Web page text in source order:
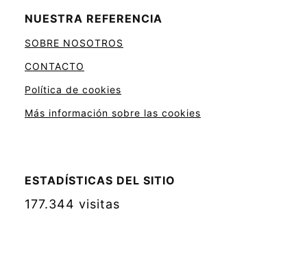
NUESTRA REFERENCIA
SOBRE NOSOTROS
CONTACTO
Política de cookies
Más información sobre las cookies
ESTADÍSTICAS DEL SITIO
177.344 visitas